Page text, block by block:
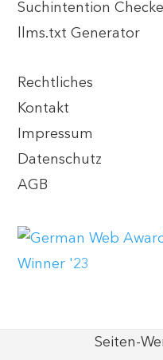
Suchintention
llms.txt Generator
Rechtliches
Kontakt
Impressum
Datenschutz
AGB
Seiten-